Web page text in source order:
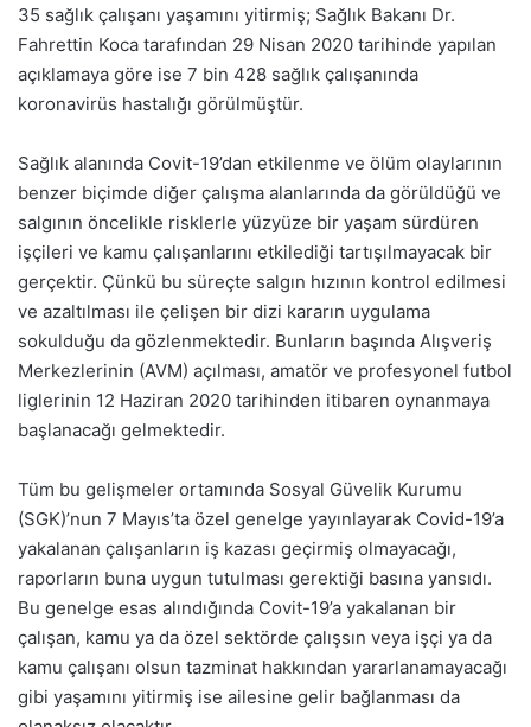
35 sağlık çalışanı yaşamını yitirmiş; Sağlık Bakanı Dr.
Fahrettin Koca tarafından 29 Nisan 2020 tarihinde yapılan
açıklamaya göre ise 7 bin 428 sağlık çalışanında
koronavirüs hastalığı görülmüştür.
Sağlık alanında Covit-19’dan etkilenme ve ölüm olaylarının
benzer biçimde diğer çalışma alanlarında da görüldüğü ve
salgının öncelikle risklerle yüzyüze bir yaşam sürdüren
işçileri ve kamu çalışanlarını etkilediği tartışılmayacak bir
gerçektir. Çünkü bu süreçte salgın hızının kontrol edilmesi
ve azaltılması ile çelişen bir dizi kararın uygulama
sokulduğu da gözlenmektedir. Bunların başında Alışveriş
Merkezlerinin (AVM) açılması, amatör ve profesyonel futbol
liglerinin 12 Haziran 2020 tarihinden itibaren oynanmaya
başlanacağı gelmektedir.
Tüm bu gelişmeler ortamında Sosyal Güvelik Kurumu
(SGK)’nun 7 Mayıs’ta özel genelge yayınlayarak Covid-19’a
yakalanan çalışanların iş kazası geçirmiş olmayacağı,
raporların buna uygun tutulması gerektiği basına yansıdı.
Bu genelge esas alındığında Covit-19’a yakalanan bir
çalışan, kamu ya da özel sektörde çalışsın veya işçi ya da
kamu çalışanı olsun tazminat hakkından yararlanamayacağı
gibi yaşamını yitirmiş ise ailesine gelir bağlanması da